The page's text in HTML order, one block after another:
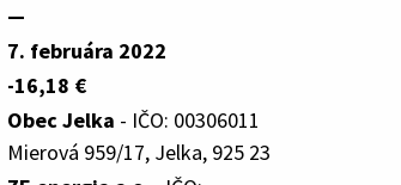
—
7. februára 2022
-16,18 €
Obec Jelka - IČO: 00306011
Mierová 959/17, Jelka, 925 23